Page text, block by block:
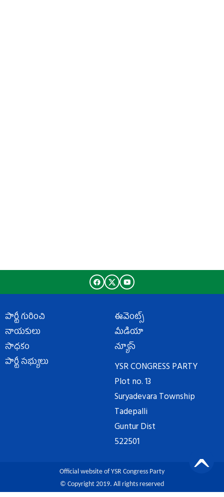
పార్టీ గురించి
నాయకులు
సాధకం
పార్టీ సభ్యులు
ఈవెంట్స్
మీడియా
న్యూస్
YSR CONGRESS PARTY
Plot no. 13
Suryadevara Township
Tadepalli
Guntur Dist
522501
Official website of YSR Congress Party
© Copyright 2019. All rights reserved